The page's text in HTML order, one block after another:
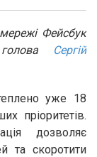
Фейсбук
Сергій
уже 18
пріоритетів.
дозволяє
та скоротити